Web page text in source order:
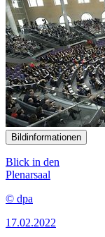
Bildinformationen
Blick in den
Plenarsaal
© dpa
17.02.2022